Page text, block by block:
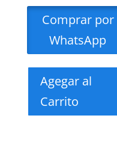
Comprar por
WhatsApp
Agegar al
Carrito